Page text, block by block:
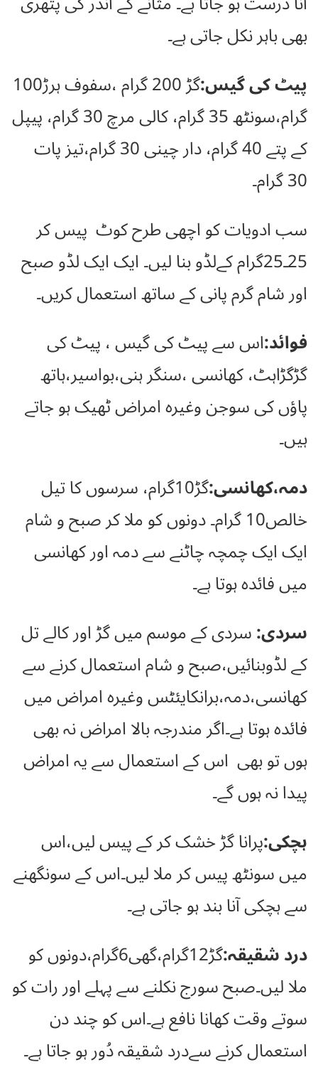
بھی باہر نکل جاتی ہے۔
پیٹ کی گیس:
گڑ 200 گرام ،سفوف ہرڑ100
گرام،سونٹھ 35 گرام، کالی مرچ 30 گرام، پیپل
کے پتے 40 گرام، دار چینی 30 گرام،تیز پات
30 گرام۔
سب ادویات کو اچھی طرح کوٹ پیس کر
25ـ25گرام کےلڈو بنا لیں۔ ایک ایک لڈو صبح
اور شام گرم پانی کے ساتھ استعمال کریں۔
فوائد:اس سے پیٹ کی گیس ، پیٹ کی
گڑگڑاہٹ، کھانسی ،سنگر ہنی،بواسیر،ہاتھ
پاؤں کی سوجن وغیرہ امراض ٹھیک ہو جاتے
ہیں۔
دمہ،کھانسی:
گڑ10گرام، سرسوں کا تیل
خالص10 گرام۔ دونوں کو ملا کر صبح و شام
ایک ایک چمچہ چاٹنے سے دمہ اور کھانسی
میں فائدہ ہوتا ہے۔
سردی:سردی کے موسم میں گڑ اور کالے تل
کے لڈوبنائیں،صبح و شام استعمال کرنے سے
کھانسی،دمہ،برانکایئٹس وغیرہ امراض میں
فائدہ ہوتا ہے۔اگر مندرجہ بالا امراض نہ بھی
ہوں تو بھی اس کے استعمال سے یہ امراض
پیدا نہ ہوں گے۔
ہچکی:پرانا گڑ خشک کر کے پیس لیں،اس
میں سونٹھ پیس کر ملا لیں۔اس کے سونگھنے
سے ہچکی آنا بند ہو جاتی ہے۔
درد شقیقہ:
گڑ12گرام،گھی6گرام،دونوں کو
ملا لیں۔صبح سورج نکلنے سے پہلے اور رات کو
سوتے وقت کھانا نافع ہے۔اس کو چند دن
استعمال کرنے سےدرد شقیقہ دُور ہو جاتا ہے۔